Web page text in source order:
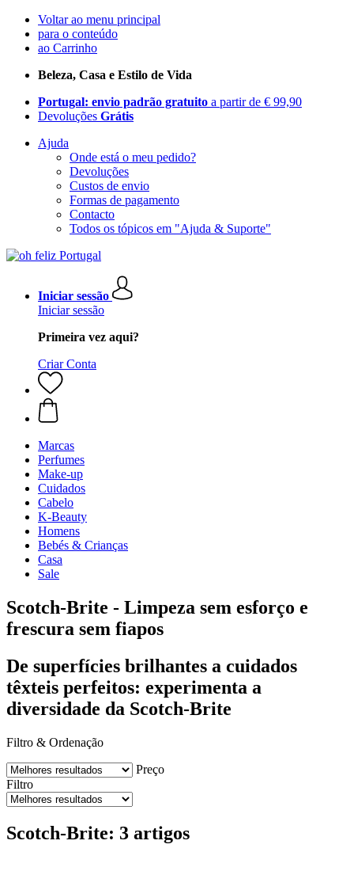
Voltar ao menu principal
para o conteúdo
ao Carrinho
Beleza, Casa e Estilo de Vida
Portugal: envio padrão gratuito a partir de € 99,90
Devoluções Grátis
Ajuda
Onde está o meu pedido?
Devoluções
Custos de envio
Formas de pagamento
Contacto
Todos os tópicos em "Ajuda & Suporte"
Iniciar sessão
Iniciar sessão
Primeira vez aqui?
Criar Conta
Marcas
Perfumes
Make-up
Cuidados
Cabelo
K-Beauty
Homens
Bebés & Crianças
Casa
Sale
Scotch-Brite - Limpeza sem esforço e
frescura sem fiapos
De superfícies brilhantes a cuidados
têxteis perfeitos: experimenta a
diversidade da Scotch-Brite
Filtro & Ordenação
Preço
Filtro
Scotch-Brite: 3 artigos